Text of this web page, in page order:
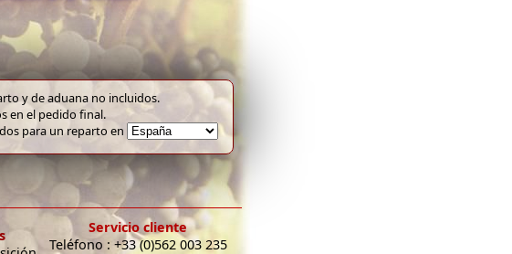
y de aduana no incluidos.
en el pedido final.
para un reparto en
Servicio cliente
Teléfono : +33 (0)562 003 235